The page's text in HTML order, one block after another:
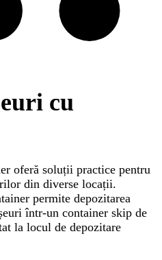
cu
oferă soluții practice pentru
din diverse locații.
permite depozitarea
într-un container skip de
la locul de depozitare